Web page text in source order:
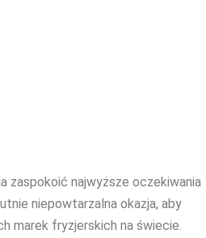
zaspokoić najwyższe oczekiwania
niepowtarzalna okazja, aby
marek fryzjerskich na świecie.